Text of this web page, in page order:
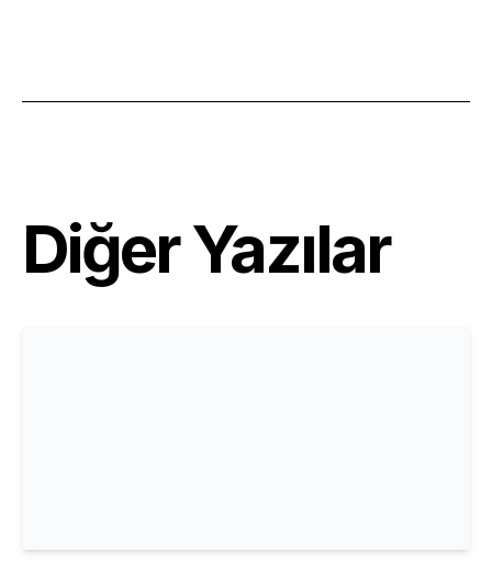
Diğer Yazılar